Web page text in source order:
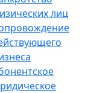
лиц